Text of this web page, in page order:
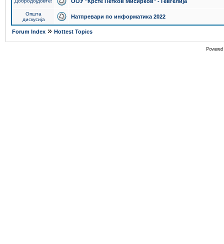
Општа
дискусија
Натпревари по информатика 2022
Forum Index » Hottest Topics